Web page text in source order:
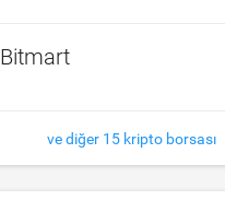
Bitmart
ve diğer 15 kripto borsası